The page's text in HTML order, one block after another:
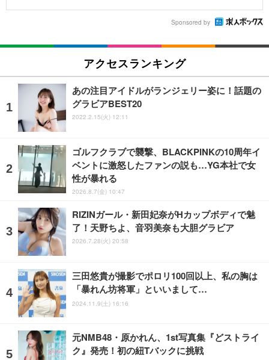
Sponsored by
アクセスランキング
あの注目アイドルがランジェリー姿に！話題の
グラビアBEST20
2022.2.15(火) 12:11
ゴルフクラブで襲撃、BLACKPINKの10周年イ
ベントに激怒したファンの説も…YG本社で女
性が暴れる
2026.8.7(金) 10:47
RIZINガール・新田妃奈がHカップボディで魅
了！天野ちよ、音羽美奈も大胆グラビア
2026.7.28(火) 20:58
三田悠貴が撮影でポロリ100回以上、私の胸は
「暴れん坊将軍」といいまして…
2024.11.9(土) 16:16
元NMB48・原かれん、1st写真集『どストライ
ク』発売！初の紐Tバックに挑戦